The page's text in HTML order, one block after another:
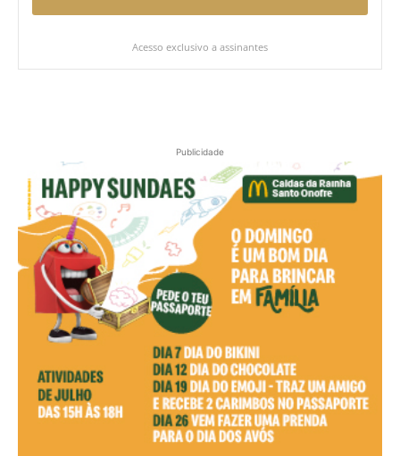
Acesso exclusivo a assinantes
Publicidade